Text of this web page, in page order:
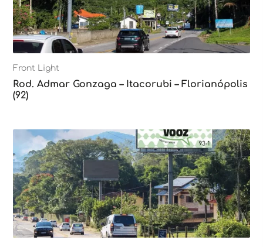
Front Light
Rod. Admar Gonzaga – Itacorubi – Florianópolis
(92)